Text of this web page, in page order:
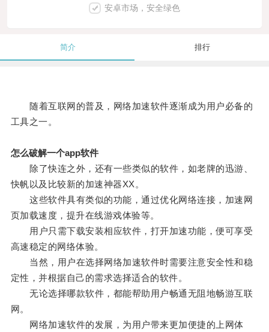
安卓市场，安全绿色
简介 排行
随着互联网的普及，网络加速软件逐渐成为用户必备的
工具之一。
怎么破解一个app软件
除了快连之外，还有一些类似的软件，如老牌的迅游、
快帆以及比较新的加速神器XX。
这些软件具有类似的功能，通过优化网络连接，加速网
页加载速度，提升在线游戏体验等。
用户只需下载安装相应软件，打开加速功能，便可享受
高速稳定的网络体验。
当然，用户在选择网络加速软件时需要注意安全性和稳
定性，并根据自己的需求选择适合的软件。
无论选择哪款软件，都能帮助用户畅通无阻地畅游互联
网。
网络加速软件的发展，为用户带来更加便捷的上网体